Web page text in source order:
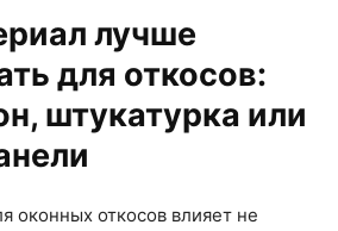
лучше
для откосов:
штукатурка или
оконных откосов влияет не